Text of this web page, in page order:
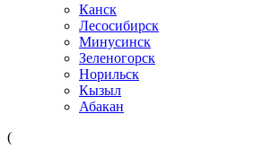
Канск
Лесосибирск
Минусинск
Зеленогорск
Норильск
Кызыл
Абакан
(